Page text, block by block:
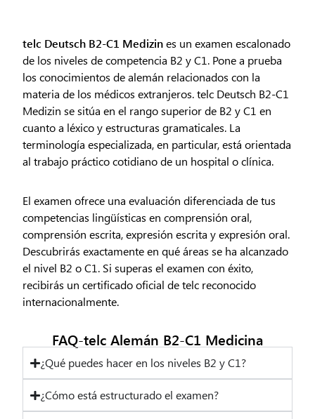
telc Deutsch B2-C1 Medizines un examen escalonado
de los niveles de competencia B2 y C1. Pone a prueba
los conocimientos de alemán relacionados con la
materia de los médicos extranjeros.telc Deutsch B2-C1
Medizin se sitúa en el rango superior de B2 y C1 en
cuanto a léxico y estructuras gramaticales. La
terminología especializada, en particular, está orientada
al trabajo práctico cotidiano de un hospital o clínica.
El examen ofrece una evaluación diferenciada de tus
competencias lingüísticas en comprensión oral,
comprensión escrita, expresión escrita y expresión oral.
Descubrirás exactamente en qué áreas se ha alcanzado
el nivel B2 o C1. Si superas el examen con éxito,
recibirás un certificado oficial de telc reconocido
internacionalmente.
FAQ-telc Alemán B2-C1 Medicina
¿Qué puedes hacer en los niveles B2 y C1?
¿Cómo está estructurado el examen?